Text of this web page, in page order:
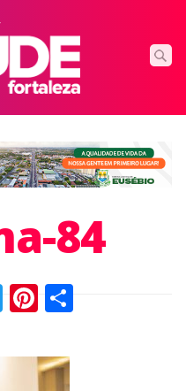
84
TwitterPinterest